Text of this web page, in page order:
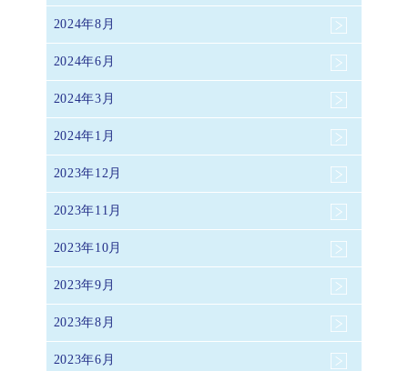
2024年8月
2024年6月
2024年3月
2024年1月
2023年12月
2023年11月
2023年10月
2023年9月
2023年8月
2023年6月